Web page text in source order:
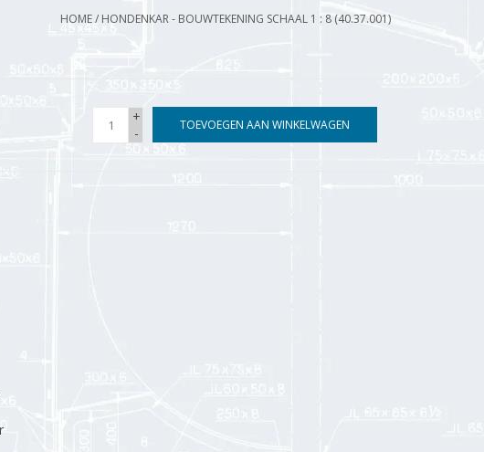
HOME/ HONDENKAR - BOUWTEKENING SCHAAL 1 : 8 (40.37.001)
+
-
TOEVOEGEN AAN WINKELWAGEN